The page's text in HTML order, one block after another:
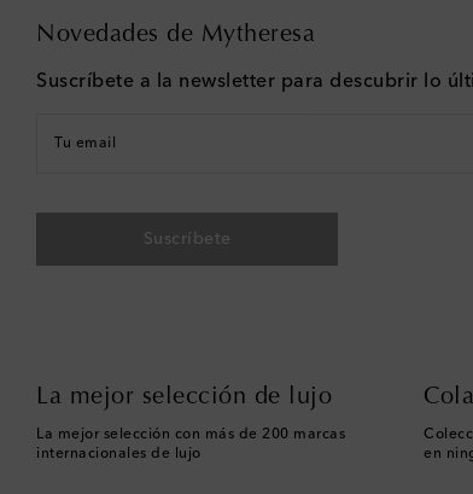
Novedades de Mytheresa
Suscríbete a la newsletter para descubrir lo
Tu email
Suscríbete
La mejor selección de lujo
La mejor selección con más de 200 marcas
internacionales de lujo
en